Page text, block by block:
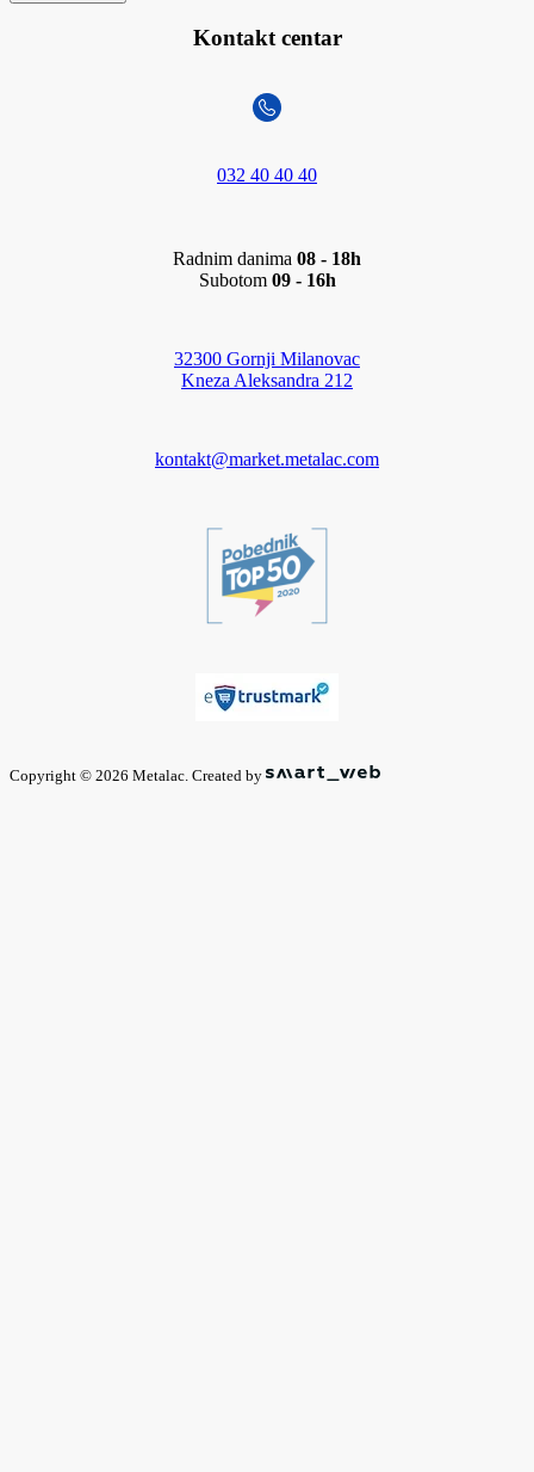
Kontakt centar
032 40 40 40
Radnim danima 08 - 18h
Subotom 09 - 16h
32300 Gornji Milanovac
Kneza Aleksandra 212
kontakt@market.metalac.com
Copyright © 2026 Metalac. Created by